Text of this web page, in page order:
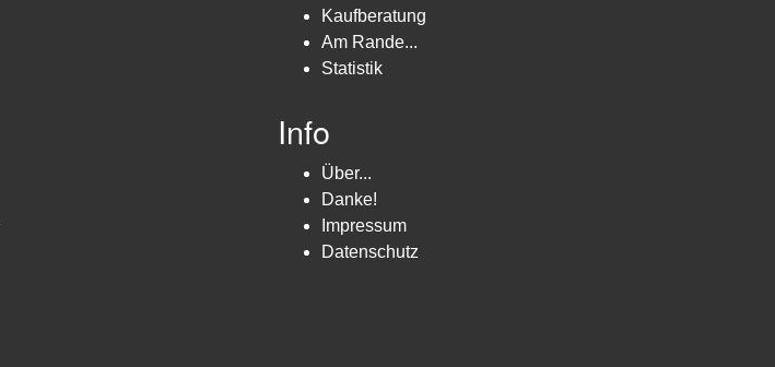
Kaufberatung
Am Rande...
Statistik
Info
Über...
Danke!
Impressum
Datenschutz